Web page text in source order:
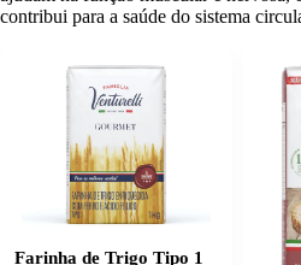
contribui para a saúde do sistema
Farinha de Trigo Tipo 1